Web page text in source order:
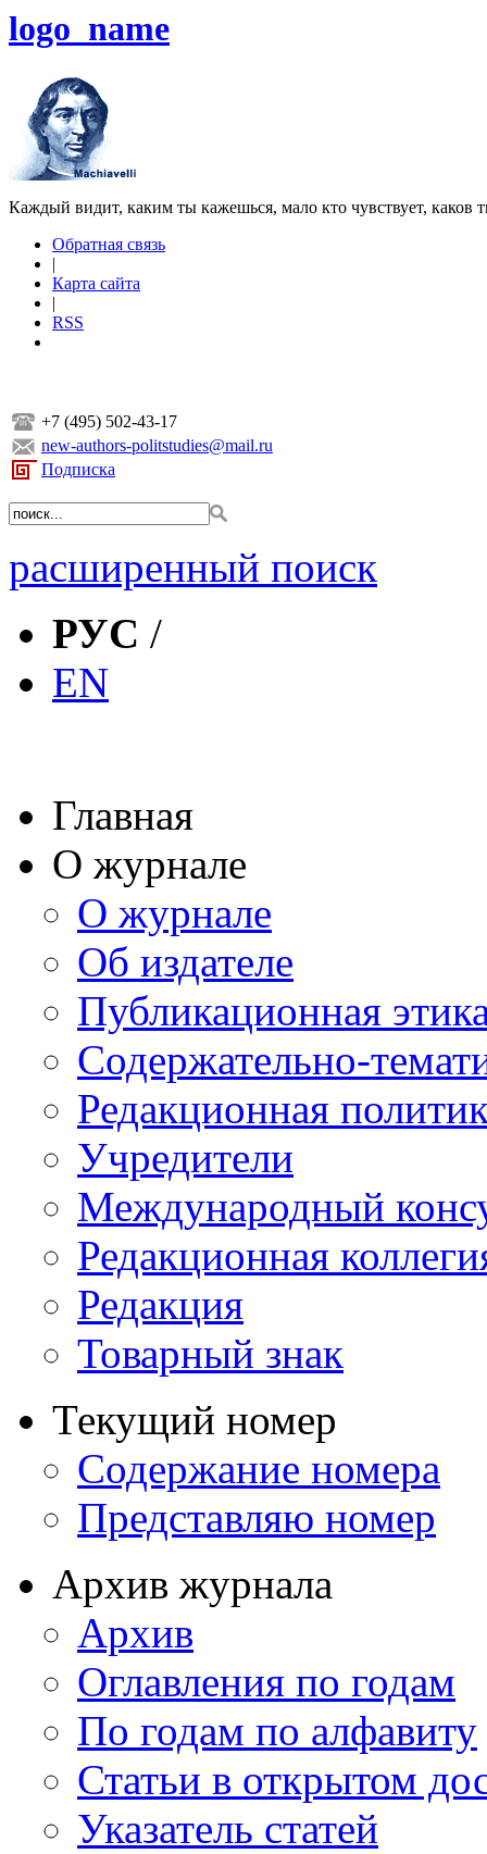
logo_name
Каждый видит, каким ты кажешься, мало кто чувствует, каков
Обратная связь
|
Карта сайта
|
RSS
+7 (495) 502-43-17
new-authors-politstudies@mail.ru
Подписка
расширенный поиск
РУС /
EN
Главная
О журнале
О журнале
Об издателе
Публикационная
Содержательно-
Редакционная
Учредители
Международный
Редакционная
Редакция
Товарный знак
Текущий номер
Содержание номера
Представляю номер
Архив журнала
Архив
Оглавления по годам
По годам по алфавиту
Статьи в открытом
Указатель статей